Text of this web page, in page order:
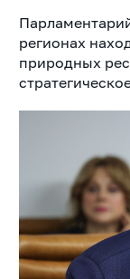
регионах
природных